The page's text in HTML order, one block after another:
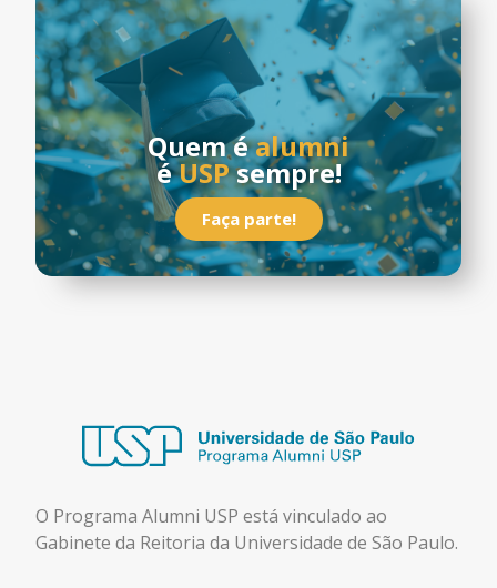
Quem éalumni
éUSPsempre!
Faça parte!
O Programa Alumni USP está vinculado ao
Gabinete da Reitoria da Universidade de São Paulo.